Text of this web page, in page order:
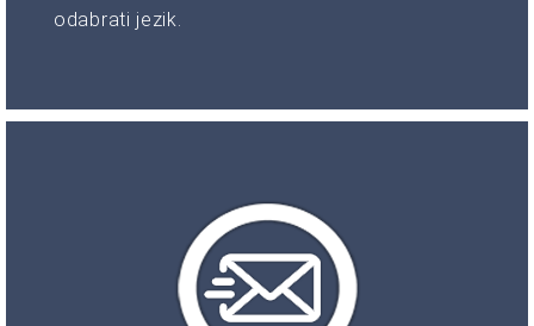
odabrati jezik.